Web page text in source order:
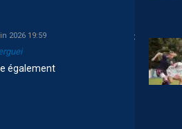
2026 19:59
également